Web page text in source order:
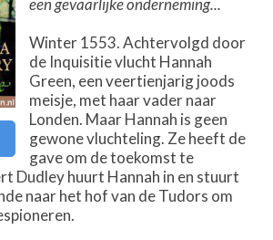
een gevaarlijke onderneming...
Winter 1553. Achtervolgd door
de Inquisitie vlucht Hannah
Green, een veertienjarig joods
meisje, met haar vader naar
Londen. Maar Hannah is geen
gewone vluchteling. Ze heeft de
gave om de toekomst te
Dudley huurt Hannah in en stuurt
naar het hof van de Tudors om